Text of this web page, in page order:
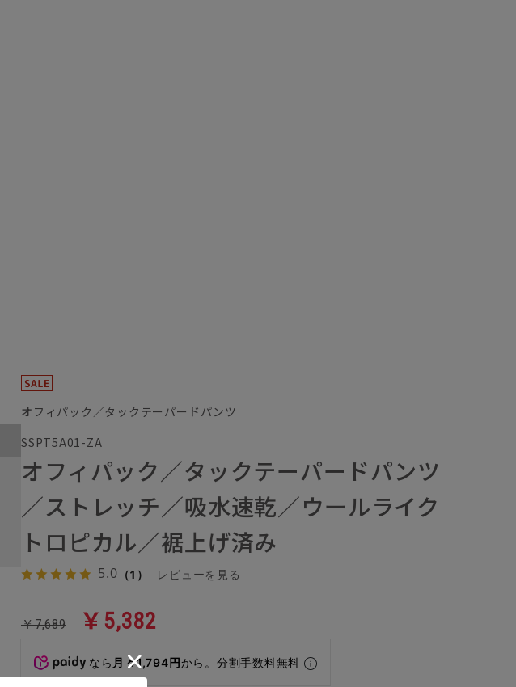
オフィパック／タックテーパードパンツ
SSPT5A01-ZA
オフィパック／タックテーパードパンツ
／ストレッチ／吸水速乾／ウールライク
トロピカル／裾上げ済み
5.0 （1） レビューを見る
￥7,689 ￥5,382
なら 月々1,794円から。分割手数料無料